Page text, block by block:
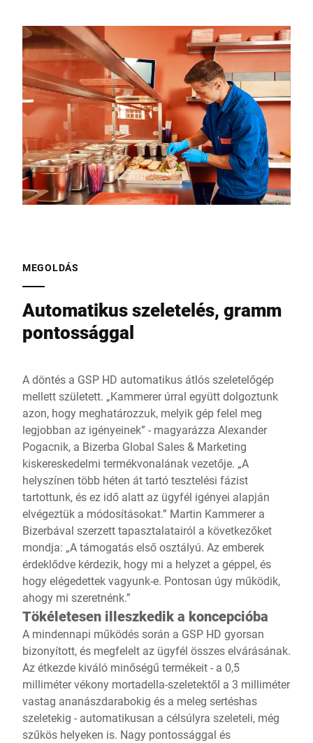
MEGOLDÁS
Automatikus szeletelés, gramm
pontossággal
A döntés a GSP HD automatikus átlós szeletelőgép
mellett született. „Kammerer úrral együtt dolgoztunk
azon, hogy meghatározzuk, melyik gép felel meg
legjobban az igényeinek” - magyarázza Alexander
Pogacnik, a Bizerba Global Sales & Marketing
kiskereskedelmi termékvonalának vezetője. „A
helyszínen több héten át tartó tesztelési fázist
tartottunk, és ez idő alatt az ügyfél igényei alapján
elvégeztük a módosításokat.” Martin Kammerer a
Bizerbával szerzett tapasztalatairól a következőket
mondja: „A támogatás első osztályú. Az emberek
érdeklődve kérdezik, hogy mi a helyzet a géppel, és
hogy elégedettek vagyunk-e. Pontosan úgy működik,
ahogy mi szeretnénk.”
Tökéletesen illeszkedik a koncepcióba
A mindennapi működés során a GSP HD gyorsan
bizonyított, és megfelelt az ügyfél összes elvárásának.
Az étkezde kiváló minőségű termékeit - a 0,5
milliméter vékony mortadella-szeletektől a 3 milliméter
vastag ananászdarabokig és a meleg sertéshas
szeletekig - automatikusan a célsúlyra szeleteli, még
szűkös helyeken is. Nagy pontossággal és